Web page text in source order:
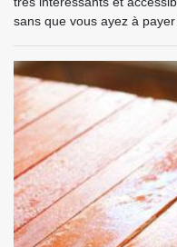
sans que vous ayez à payer